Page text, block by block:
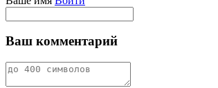
Ваш комментарий